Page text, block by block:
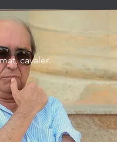
cavaler.